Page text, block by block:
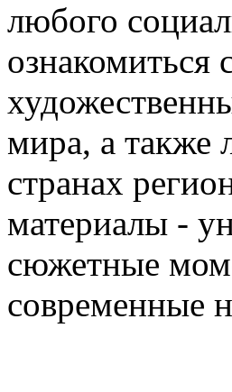
любого
ознакомиться
мира, а также
странах
материалы -
сюжетные
современные